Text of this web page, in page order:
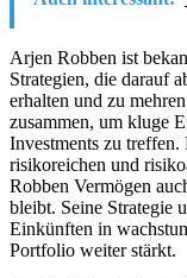
Arjen Robben ist
Strategien, die darauf
erhalten und zu
zusammen, um kluge
Investments zu
risikoreichen und
Robben Vermögen
bleibt. Seine Strategie
Einkünften in
Portfolio weiter stärkt.